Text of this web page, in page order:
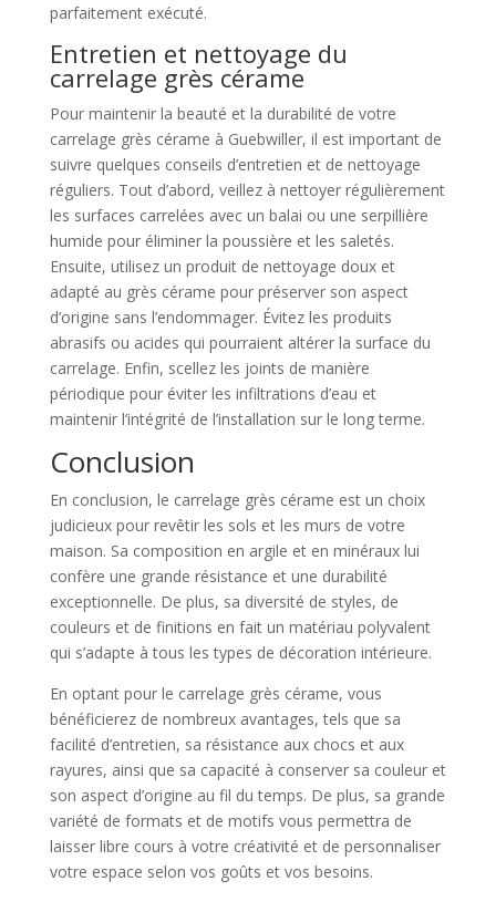
parfaitement exécuté.
Entretien et nettoyage du
carrelage grès cérame
Pour maintenir la beauté et la durabilité de votre
carrelage grès cérame à Guebwiller, il est important de
suivre quelques conseils d’entretien et de nettoyage
réguliers. Tout d’abord, veillez à nettoyer régulièrement
les surfaces carrelées avec un balai ou une serpillière
humide pour éliminer la poussière et les saletés.
Ensuite, utilisez un produit de nettoyage doux et
adapté au grès cérame pour préserver son aspect
d’origine sans l’endommager. Évitez les produits
abrasifs ou acides qui pourraient altérer la surface du
carrelage. Enfin, scellez les joints de manière
périodique pour éviter les infiltrations d’eau et
maintenir l’intégrité de l’installation sur le long terme.
Conclusion
En conclusion, le carrelage grès cérame est un choix
judicieux pour revêtir les sols et les murs de votre
maison. Sa composition en argile et en minéraux lui
confère une grande résistance et une durabilité
exceptionnelle. De plus, sa diversité de styles, de
couleurs et de finitions en fait un matériau polyvalent
qui s’adapte à tous les types de décoration intérieure.
En optant pour le carrelage grès cérame, vous
bénéficierez de nombreux avantages, tels que sa
facilité d’entretien, sa résistance aux chocs et aux
rayures, ainsi que sa capacité à conserver sa couleur et
son aspect d’origine au fil du temps. De plus, sa grande
variété de formats et de motifs vous permettra de
laisser libre cours à votre créativité et de personnaliser
votre espace selon vos goûts et vos besoins.